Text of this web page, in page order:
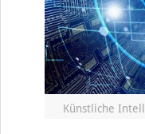
Künstliche